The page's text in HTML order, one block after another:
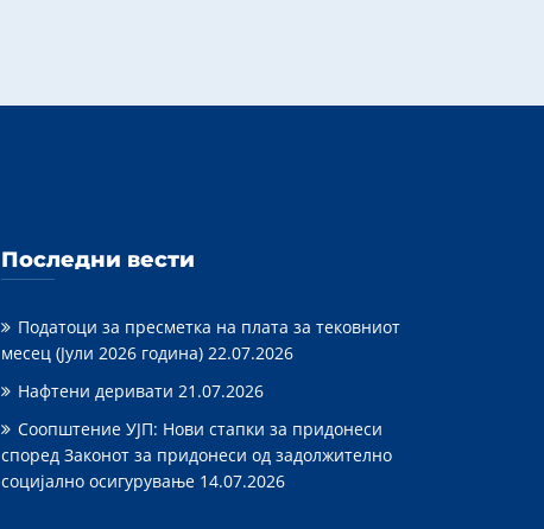
Последни вести
Податоци за пресметка на плата за тековниот
месец (Јули 2026 година) 22.07.2026
Нафтени деривати 21.07.2026
Соопштение УЈП: Нови стапки за придонеси
според Законот за придонеси од задолжително
социјално осигурување 14.07.2026